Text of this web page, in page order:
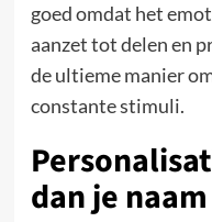
goed omdat het
aanzet tot delen en
de ultieme manier
constante stimuli.
dan je